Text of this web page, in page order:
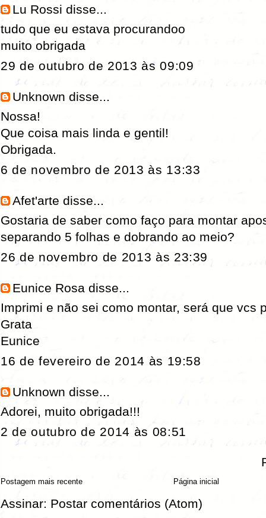
Lu Rossi disse...
tudo que eu estava procurandoo
muito obrigada
29 de outubro de 2013 às 09:09
Unknown disse...
Nossa!
Que coisa mais linda e gentil!
Obrigada.
6 de novembro de 2013 às 13:33
Afet'arte disse...
Gostaria de saber como faço para montar
separando 5 folhas e dobrando ao meio?
26 de novembro de 2013 às 23:39
Eunice Rosa disse...
Imprimi e não sei como montar, será que vcs
Grata
Eunice
16 de fevereiro de 2014 às 19:58
Unknown disse...
Adorei, muito obrigada!!!
2 de outubro de 2014 às 08:51
Postagem mais recente Página inicial
Assinar: Postar comentários (Atom)